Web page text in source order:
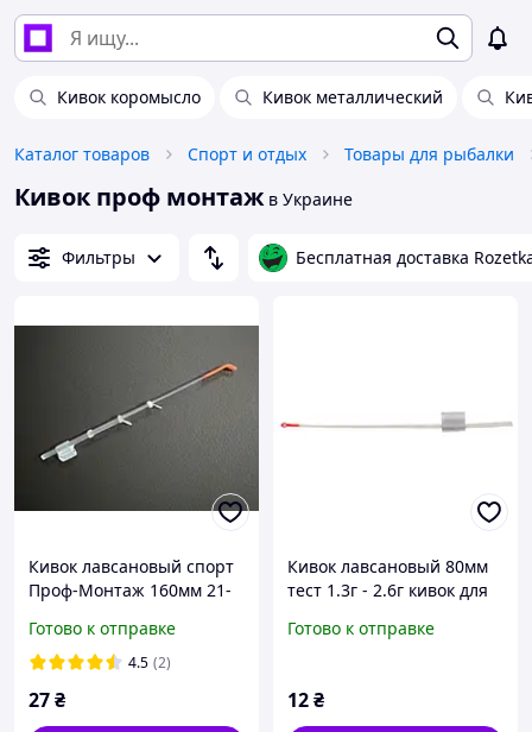
Кивок коромысло Кивок металлический
Каталог товаров Спорт и отдых Товары для рыбалки
Кивок проф монтажв Украине
Фильтры Бесплатная доставка
Кивок лавсановый спорт
Проф-Монтаж 160мм 21-
Готово к отправке
4.5 (2)
27₴
Кивок лавсановый 80мм
тест 1.3г - 2.6г кивок для
Готово к отправке
12₴